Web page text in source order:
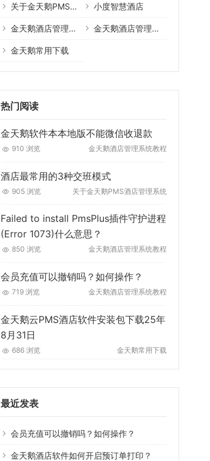
关于金天鹅PMS酒店管理系统 小度智慧酒店
金天鹅酒店管理系统案例 金天鹅酒店管理系统教程
金天鹅常用下载
热门阅读
金天鹅软件本本地版不能微信收退款
910 浏览 金天鹅酒店管理系统教程
酒店最常用的3种交班模式
905 浏览 关于金天鹅PMS酒店管理系统
Failed to install PmsPlus插件守护进程
(Error 1073)什么意思？
850 浏览 金天鹅酒店管理系统教程
会员充值可以撤销吗？如何操作？
719 浏览 金天鹅酒店管理系统教程
金天鹅云PMS酒店软件安装包下载25年
8月31日
686 浏览 金天鹅常用下载
最近发表
会员充值可以撤销吗？如何操作？
金天鹅酒店软件如何开启预订单打印？